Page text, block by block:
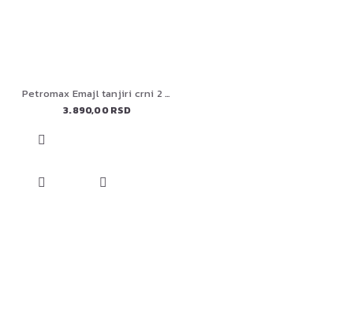
Petromax Emajl tanjiri crni 2 komada
3.890,00 RSD